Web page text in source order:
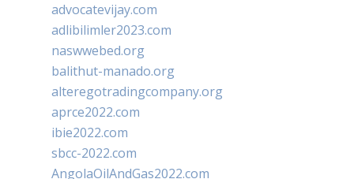
advocatevijay.com
adlibilimler2023.com
naswwebed.org
balithut-manado.org
alteregotradingcompany.org
aprce2022.com
ibie2022.com
sbcc-2022.com
AngolaOilAndGas2022.com